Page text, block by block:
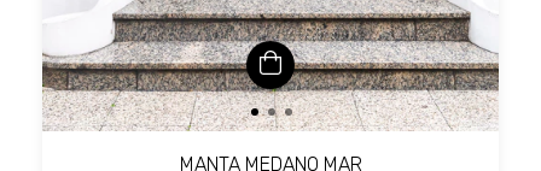
MANTA MEDANO MAR